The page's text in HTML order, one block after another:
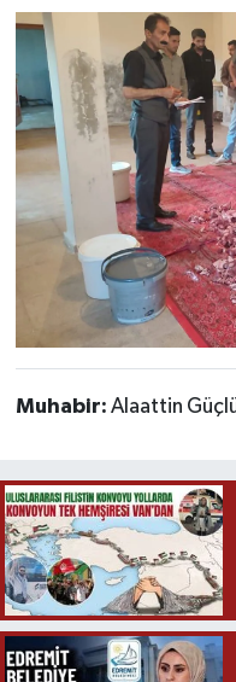
Muhabir: Alaattin